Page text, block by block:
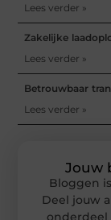
Lees verder »
Zakelijke
Lees verder »
Betrouwbaar
Lees verder »
Jouw
Bloggen
Deel jouw
onderdeel